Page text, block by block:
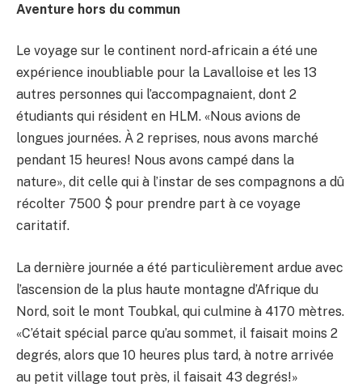
Aventure hors du commun
Le voyage sur le continent nord-africain a été une
expérience inoubliable pour la Lavalloise et les 13
autres personnes qui l’accompagnaient, dont 2
étudiants qui résident en HLM. «Nous avions de
longues journées. À 2 reprises, nous avons marché
pendant 15 heures! Nous avons campé dans la
nature», dit celle qui à l’instar de ses compagnons a dû
récolter 7500 $ pour prendre part à ce voyage
caritatif.
La dernière journée a été particulièrement ardue avec
l’ascension de la plus haute montagne d’Afrique du
Nord, soit le mont Toubkal, qui culmine à 4170 mètres.
«C’était spécial parce qu’au sommet, il faisait moins 2
degrés, alors que 10 heures plus tard, à notre arrivée
au petit village tout près, il faisait 43 degrés!»